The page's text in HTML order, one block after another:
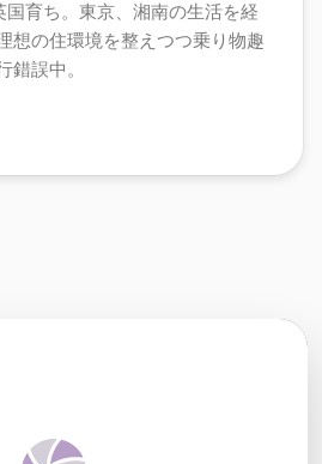
国育ち。東京、湘南の生活を経
想の住環境を整えつつ乗り物趣
錯誤中。